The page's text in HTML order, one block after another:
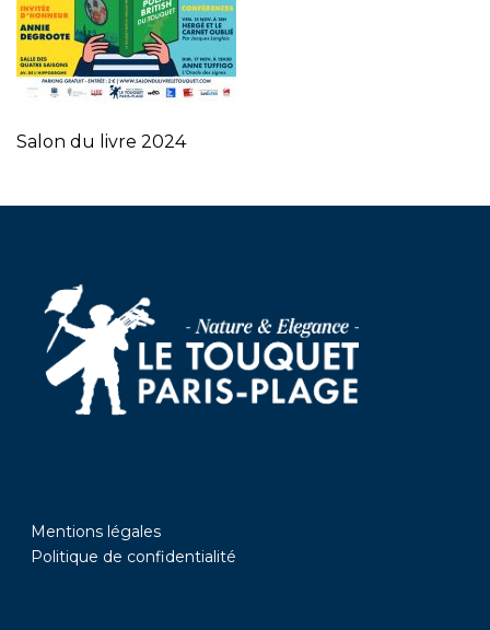
Salon du livre 2024
Mentions légales
Politique de confidentialité